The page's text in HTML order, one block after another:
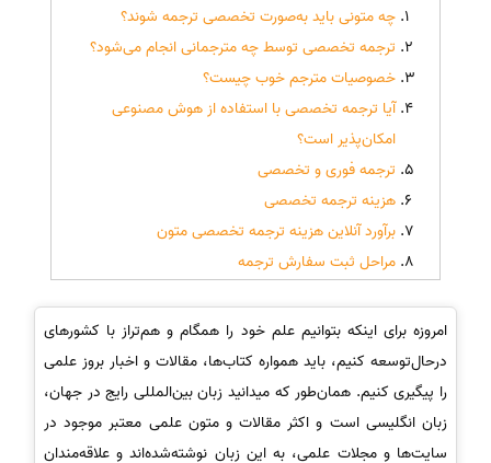
چه متونی باید به‌صورت تخصصی ترجمه شوند؟
ترجمه تخصصی توسط چه مترجمانی انجام می‌شود؟
خصوصیات مترجم خوب چیست؟
آیا ترجمه تخصصی با استفاده از هوش مصنوعی
امکان‌پذیر است؟
ترجمه فوری و تخصصی
هزینه ترجمه تخصصی
برآورد آنلاین هزینه ترجمه تخصصی متون
مراحل ثبت سفارش ترجمه
امروزه برای اینکه بتوانیم علم خود را همگام و هم‌تراز با کشورهای
درحال‌توسعه کنیم، باید همواره کتاب‌ها، مقالات و اخبار بروز علمی
را پیگیری کنیم. همان‌طور که میدانید زبان بین‌المللی رایج در جهان،
زبان انگلیسی است و اکثر مقالات و متون علمی معتبر موجود در
سایت‌ها و مجلات علمی، به این زبان نوشته‌شده‌اند و علاقه‌مندان